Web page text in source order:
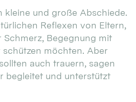
kleine und große Abschiede.
Reflexen von Eltern,
Schmerz, Begegnung mit
schützen möchten. Aber
auch trauern, sagen
begleitet und unterstützt